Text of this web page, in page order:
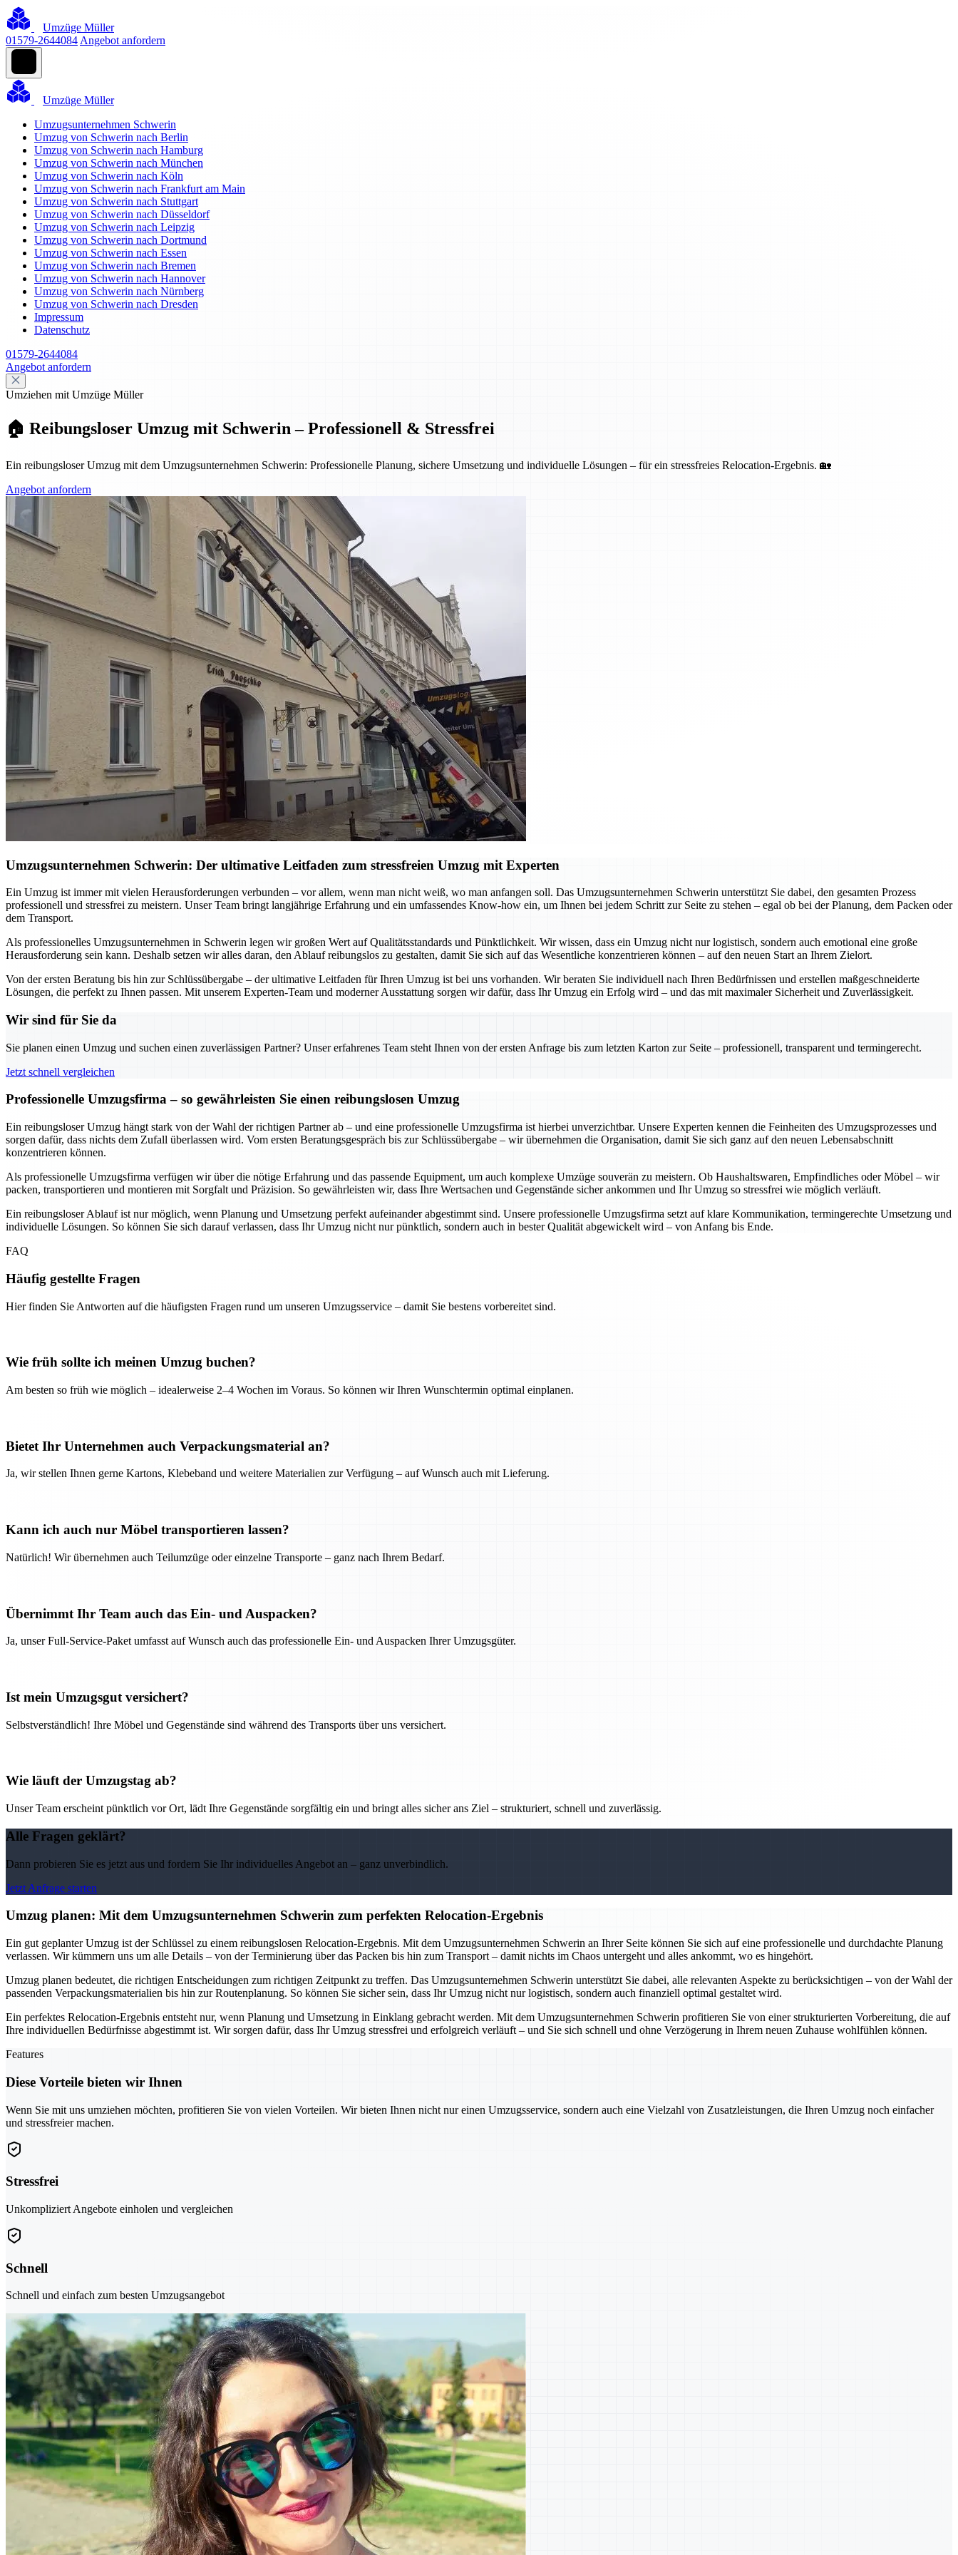
Umzüge Müller
01579-2644084 Angebot anfordern
Umzüge Müller
Umzugsunternehmen Schwerin
Umzug von Schwerin nach Berlin
Umzug von Schwerin nach Hamburg
Umzug von Schwerin nach München
Umzug von Schwerin nach Köln
Umzug von Schwerin nach Frankfurt am Main
Umzug von Schwerin nach Stuttgart
Umzug von Schwerin nach Düsseldorf
Umzug von Schwerin nach Leipzig
Umzug von Schwerin nach Dortmund
Umzug von Schwerin nach Essen
Umzug von Schwerin nach Bremen
Umzug von Schwerin nach Hannover
Umzug von Schwerin nach Nürnberg
Umzug von Schwerin nach Dresden
Impressum
Datenschutz
01579-2644084
Angebot anfordern
Umziehen mit Umzüge Müller
🏠 Reibungsloser Umzug mit Schwerin – Professionell & Stressfrei
Ein reibungsloser Umzug mit dem Umzugsunternehmen Schwerin: Professionelle Planung, sichere Umsetzung und individuelle Lösungen – für ein stressfreies Relocation-Ergebnis. 🏡
Angebot anfordern
Umzugsunternehmen Schwerin: Der ultimative Leitfaden zum stressfreien Umzug mit Experten
Ein Umzug ist immer mit vielen Herausforderungen verbunden – vor allem, wenn man nicht weiß, wo man anfangen soll. Das Umzugsunternehmen Schwerin unterstützt Sie dabei, den gesamten Prozess
professionell und stressfrei zu meistern. Unser Team bringt langjährige Erfahrung und ein umfassendes Know-how ein, um Ihnen bei jedem Schritt zur Seite zu stehen – egal ob bei der Planung, dem Packen oder
dem Transport.
Als professionelles Umzugsunternehmen in Schwerin legen wir großen Wert auf Qualitätsstandards und Pünktlichkeit. Wir wissen, dass ein Umzug nicht nur logistisch, sondern auch emotional eine große
Herausforderung sein kann. Deshalb setzen wir alles daran, den Ablauf reibungslos zu gestalten, damit Sie sich auf das Wesentliche konzentrieren können – auf den neuen Start an Ihrem Zielort.
Von der ersten Beratung bis hin zur Schlüssübergabe – der ultimative Leitfaden für Ihren Umzug ist bei uns vorhanden. Wir beraten Sie individuell nach Ihren Bedürfnissen und erstellen maßgeschneiderte
Lösungen, die perfekt zu Ihnen passen. Mit unserem Experten-Team und moderner Ausstattung sorgen wir dafür, dass Ihr Umzug ein Erfolg wird – und das mit maximaler Sicherheit und Zuverlässigkeit.
Wir sind für Sie da
Sie planen einen Umzug und suchen einen zuverlässigen Partner? Unser erfahrenes Team steht Ihnen von der ersten Anfrage bis zum letzten Karton zur Seite – professionell, transparent und termingerecht.
Jetzt schnell vergleichen
Professionelle Umzugsfirma – so gewährleisten Sie einen reibungslosen Umzug
Ein reibungsloser Umzug hängt stark von der Wahl der richtigen Partner ab – und eine professionelle Umzugsfirma ist hierbei unverzichtbar. Unsere Experten kennen die Feinheiten des Umzugsprozesses und
sorgen dafür, dass nichts dem Zufall überlassen wird. Vom ersten Beratungsgespräch bis zur Schlüssübergabe – wir übernehmen die Organisation, damit Sie sich ganz auf den neuen Lebensabschnitt
konzentrieren können.
Als professionelle Umzugsfirma verfügen wir über die nötige Erfahrung und das passende Equipment, um auch komplexe Umzüge souverän zu meistern. Ob Haushaltswaren, Empfindliches oder Möbel – wir
packen, transportieren und montieren mit Sorgfalt und Präzision. So gewährleisten wir, dass Ihre Wertsachen und Gegenstände sicher ankommen und Ihr Umzug so stressfrei wie möglich verläuft.
Ein reibungsloser Ablauf ist nur möglich, wenn Planung und Umsetzung perfekt aufeinander abgestimmt sind. Unsere professionelle Umzugsfirma setzt auf klare Kommunikation, termingerechte Umsetzung und
individuelle Lösungen. So können Sie sich darauf verlassen, dass Ihr Umzug nicht nur pünktlich, sondern auch in bester Qualität abgewickelt wird – von Anfang bis Ende.
FAQ
Häufig gestellte Fragen
Hier finden Sie Antworten auf die häufigsten Fragen rund um unseren Umzugsservice – damit Sie bestens vorbereitet sind.
Wie früh sollte ich meinen Umzug buchen?
Am besten so früh wie möglich – idealerweise 2–4 Wochen im Voraus. So können wir Ihren Wunschtermin optimal einplanen.
Bietet Ihr Unternehmen auch Verpackungsmaterial an?
Ja, wir stellen Ihnen gerne Kartons, Klebeband und weitere Materialien zur Verfügung – auf Wunsch auch mit Lieferung.
Kann ich auch nur Möbel transportieren lassen?
Natürlich! Wir übernehmen auch Teilumzüge oder einzelne Transporte – ganz nach Ihrem Bedarf.
Übernimmt Ihr Team auch das Ein- und Auspacken?
Ja, unser Full-Service-Paket umfasst auf Wunsch auch das professionelle Ein- und Auspacken Ihrer Umzugsgüter.
Ist mein Umzugsgut versichert?
Selbstverständlich! Ihre Möbel und Gegenstände sind während des Transports über uns versichert.
Wie läuft der Umzugstag ab?
Unser Team erscheint pünktlich vor Ort, lädt Ihre Gegenstände sorgfältig ein und bringt alles sicher ans Ziel – strukturiert, schnell und zuverlässig.
Alle Fragen geklärt?
Dann probieren Sie es jetzt aus und fordern Sie Ihr individuelles Angebot an – ganz unverbindlich.
Jetzt Anfrage starten
Umzug planen: Mit dem Umzugsunternehmen Schwerin zum perfekten Relocation-Ergebnis
Ein gut geplanter Umzug ist der Schlüssel zu einem reibungslosen Relocation-Ergebnis. Mit dem Umzugsunternehmen Schwerin an Ihrer Seite können Sie sich auf eine professionelle und durchdachte Planung
verlassen. Wir kümmern uns um alle Details – von der Terminierung über das Packen bis hin zum Transport – damit nichts im Chaos untergeht und alles ankommt, wo es hingehört.
Umzug planen bedeutet, die richtigen Entscheidungen zum richtigen Zeitpunkt zu treffen. Das Umzugsunternehmen Schwerin unterstützt Sie dabei, alle relevanten Aspekte zu berücksichtigen – von der Wahl der
passenden Verpackungsmaterialien bis hin zur Routenplanung. So können Sie sicher sein, dass Ihr Umzug nicht nur logistisch, sondern auch finanziell optimal gestaltet wird.
Ein perfektes Relocation-Ergebnis entsteht nur, wenn Planung und Umsetzung in Einklang gebracht werden. Mit dem Umzugsunternehmen Schwerin profitieren Sie von einer strukturierten Vorbereitung, die auf
Ihre individuellen Bedürfnisse abgestimmt ist. Wir sorgen dafür, dass Ihr Umzug stressfrei und erfolgreich verläuft – und Sie sich schnell und ohne Verzögerung in Ihrem neuen Zuhause wohlfühlen können.
Features
Diese Vorteile bieten wir Ihnen
Wenn Sie mit uns umziehen möchten, profitieren Sie von vielen Vorteilen. Wir bieten Ihnen nicht nur einen Umzugsservice, sondern auch eine Vielzahl von Zusatzleistungen, die Ihren Umzug noch einfacher
und stressfreier machen.
Stressfrei
Unkompliziert Angebote einholen und vergleichen
Schnell
Schnell und einfach zum besten Umzugsangebot